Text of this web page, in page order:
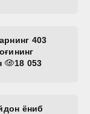
403
18 053
ёниб